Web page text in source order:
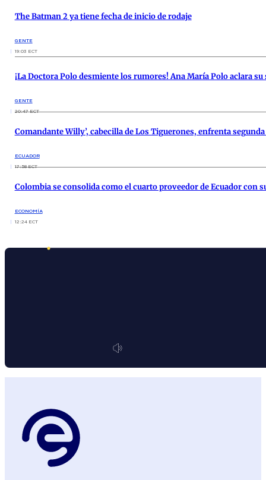
The Batman 2 ya tiene fecha de inicio de rodaje
GENTE
19:03 ECT
¡La Doctora Polo desmiente los rumores! Ana María Polo aclara
GENTE
20:47 ECT
Comandante Willy’, cabecilla de Los Tiguerones, enfrenta
ECUADOR
17:58 ECT
Colombia se consolida como el cuarto proveedor de Ecuador con
ECONOMÍA
12:24 ECT